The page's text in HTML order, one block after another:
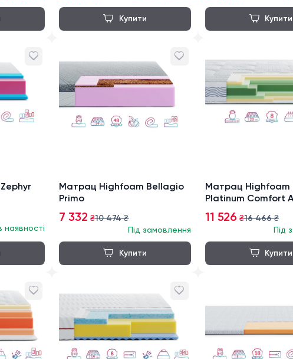
наявності
Матрац Highfoam Bellagio
Primo
7 332 ₴10 474₴
Під замовлення
Матрац Highfoam
Platinum Comfort
11 526 ₴16 466₴
Під